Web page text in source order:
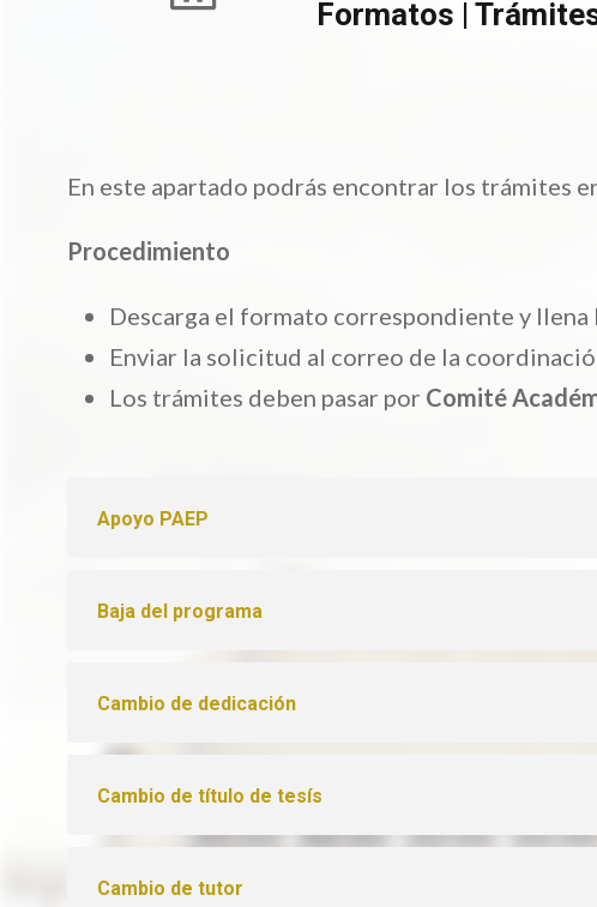
Formatos |
En este apartado podrás encontrar los trámites
Procedimiento
Descarga el formato correspondiente y
Enviar la solicitud al correo de la
Los trámites deben pasar por Comité
Apoyo PAEP
Baja del programa
Cambio de dedicación
Cambio de título de tesís
Cambio de tutor